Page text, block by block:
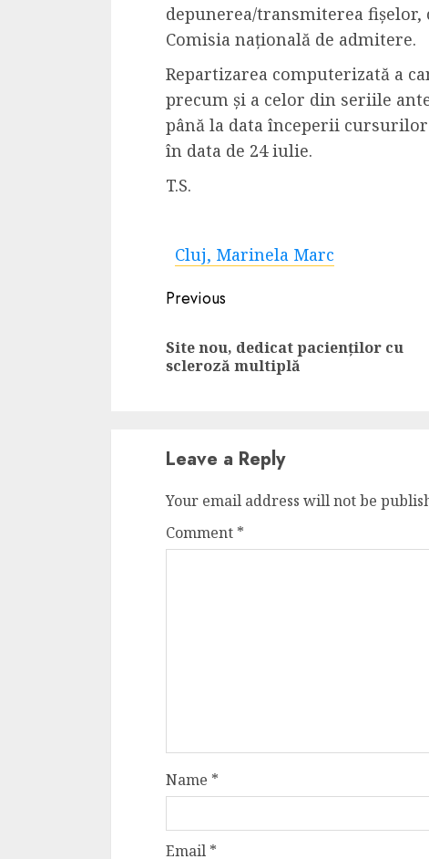
depunerea/transmiterea
Comisia națională de admitere.
Repartizarea computerizată a
precum și a celor din seriile
până la data începerii cursurilor
în data de 24 iulie.
T.S.
Cluj, Marinela Marc
Continue
Reading
Previous
Site nou, dedicat pacienților cu
scleroză multiplă
Leave a Reply
Your email address will not be
Comment *
Name *
Email *